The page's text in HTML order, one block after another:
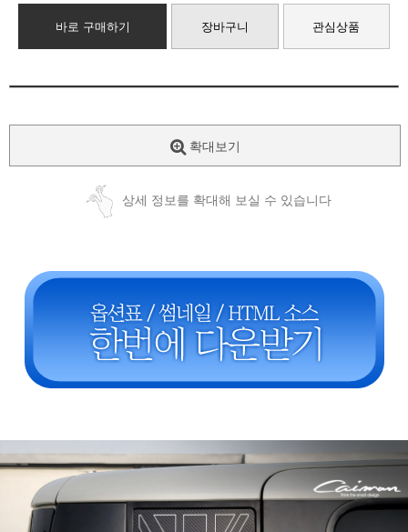
바로 구매하기 장바구니 관심상품
확대보기
상세 정보를 확대해 보실 수 있습니다